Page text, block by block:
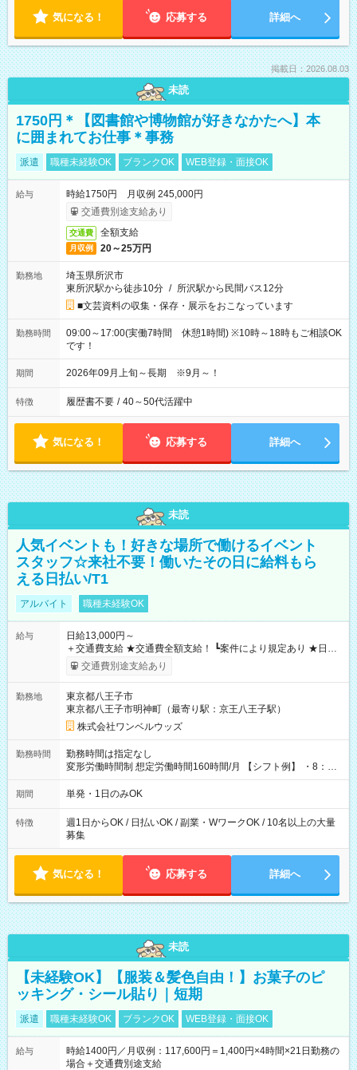
気になる！ 応募する 詳細へ
掲載日：2026.08.03
未読
1750円＊【図書館や博物館が好きなかたへ】本
に囲まれてお仕事＊事務
派遣 職種未経験OK ブランクOK WEB登録・面接OK
給与
時給1750円 月収例 245,000円
交通費別途支給あり
交通費 全額支給
月収例 20～25万円
勤務地
埼玉県所沢市
東所沢駅から徒歩10分 / 所沢駅から民間バス12分
■文芸資料の収集・保存・展示をおこなっています
勤務時間
09:00～17:00(実働7時間 休憩1時間) ※10時～18時もご相談OK
です！
期間 2026年09月上旬～長期 ※9月～！
特徴 履歴書不要 / 40～50代活躍中
気になる！ 応募する 詳細へ
未読
人気イベントも！好きな場所で働けるイベント
スタッフ☆来社不要！働いたその日に給料もら
える日払い/T1
アルバイト 職種未経験OK
給与
日給13,000円～
＋交通費支給 ★交通費全額支給！ ┗案件により規定あり ★日払
いOK！（規定あり） ┗働いたその日に現金GET♪ お仕事後はコ
ンビニATMから 日払い分を引き落とせます！ 【試用期間】試
交通費別途支給あり
勤務地
東京都八王子市
東京都八王子市明神町（最寄り駅：京王八王子駅）
株式会社ワンベルウッズ
勤務時間
勤務時間は指定なし
変形労働時間制 想定労働時間160時間/月 【シフト例】 ・8：00
～21：00
期間 単発・1日のみOK
特徴
週1日からOK / 日払いOK / 副業・WワークOK / 10名以上の大量
募集
気になる！ 応募する 詳細へ
未読
【未経験OK】【服装＆髪色自由！】お菓子のピ
ッキング・シール貼り｜短期
派遣 職種未経験OK ブランクOK WEB登録・面接OK
給与
時給1400円／月収例：117,600円＝1,400円×4時間×21日勤務の
場合＋交通費別途支給